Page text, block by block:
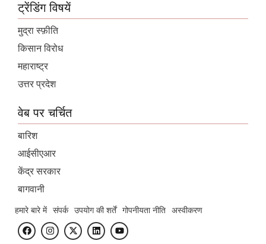
ट्रेंडिंग विषयें
मुद्रा स्फ़ीति
किसान विरोध
महाराष्ट्र
उत्तर प्रदेश
वेब पर चर्चित
बारिश
आईसीएआर
केंद्र सरकार
बागवानी
हमारे बारे में संपर्क उपयोग की शर्तें गोपनीयता नीति अस्वीकरण